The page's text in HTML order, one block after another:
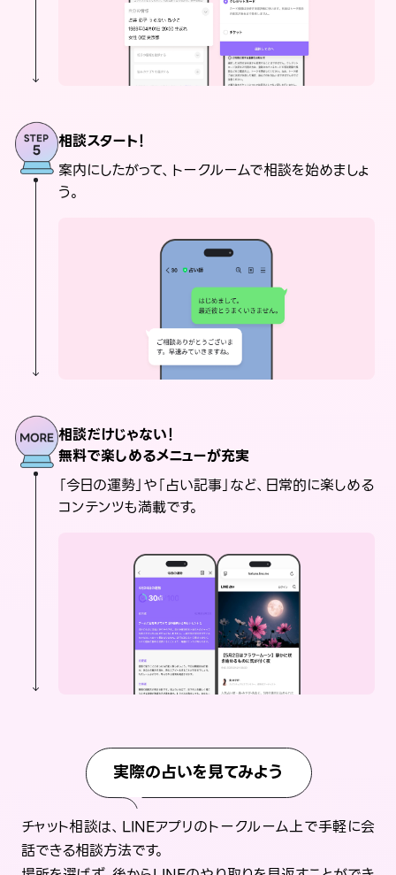
相談スタート！
案内にしたがって、トークルームで相談を始めましょ
う。
相談だけじゃない！
無料で楽しめるメニューが充実
「今日の運勢」や「占い記事」など、日常的に楽しめる
コンテンツも満載です。
実際の占いを見てみよう
チャット相談は、LINEアプリのトークルーム上で手軽に会
話できる相談方法です。